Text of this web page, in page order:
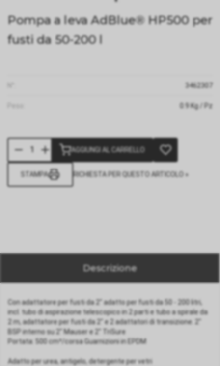
Pompa a leva AdBlue® HP500 per
fusti da 50-200 l
3462307
0.9 Kg / Pz
AGGIUNGI AL CARRELLO
STAMPA RICHIESTA PER QUESTO ARTICOLO »
Descrizione
Con adattatore per fusti da 2" adatto per fusti da 50 - 200 litri,
incl. tubo di aspirazione telescopico in 2 parti e tubo a spirale da
2 m, adattatore per fusti da 2" e 2 adattatori di transizione. 2"
BSP interno su 2" Mauser e 2" TriSure
Portata: 500 cm³/corsa Guarnizioni in EPDM
Adatto per urea, antigelo, detergente per vetri